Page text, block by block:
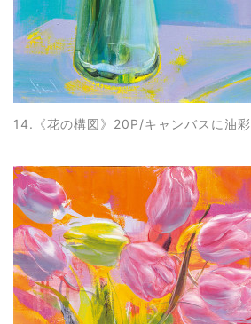
14.《花の構図》20P/キャンバスに油彩